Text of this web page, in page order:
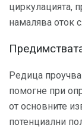
циркулацията,
намалява оток
Редица
помогне при
от основните
потенциални